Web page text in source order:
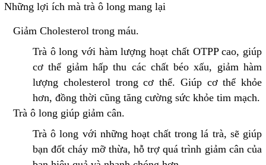
Những lợi ích mà trà ô long mang lại
Giảm Cholesterol trong máu.
Trà ô long với hàm lượng hoạt chất OTPP cao, giúp
cơ thể giảm hấp thu các chất béo xấu, giảm hàm
lượng cholesterol trong cơ thể. Giúp cơ thể khỏe
hơn, đồng thời cũng tăng cường sức khỏe tim mạch.
Trà ô long giúp giảm cân.
Trà ô long với những hoạt chất trong lá trà, sẽ giúp
bạn đốt cháy mỡ thừa, hỗ trợ quá trình giảm cân của